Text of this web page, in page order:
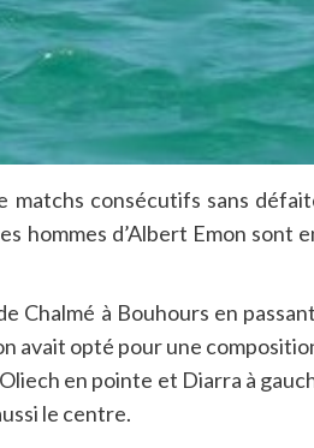
consécutifs sans
hommes d’Albert Emon sont
Chalmé à Bouhours en
avait opté pour une
en pointe et Diarra à
le centre.